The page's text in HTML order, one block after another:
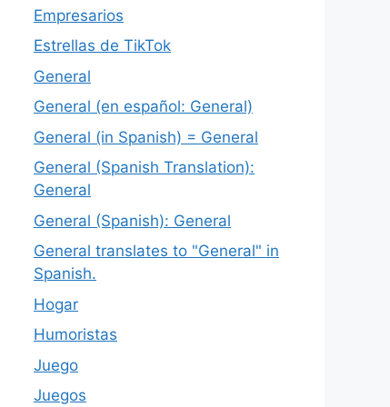
Empresarios
Estrellas de TikTok
General
General (en español: General)
General (in Spanish) = General
General (Spanish Translation):
General
General (Spanish): General
General translates to "General" in
Spanish.
Hogar
Humoristas
Juego
Juegos